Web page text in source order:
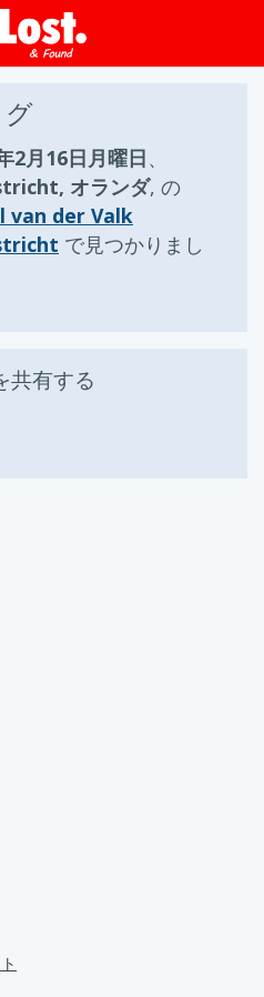
ップ
2月16日月曜日、
オランダ, の
van der Valk
で見つかりまし
共有する